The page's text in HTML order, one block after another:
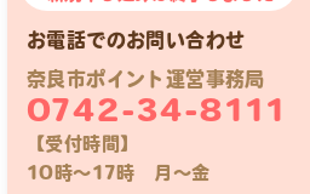
お電話でのお問い合わせ
奈良市ポイント運営事務局
0742-34-8111
【受付時間】
10時〜17時 月〜金